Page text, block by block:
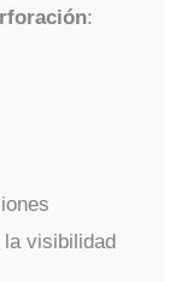
:
la visibilidad